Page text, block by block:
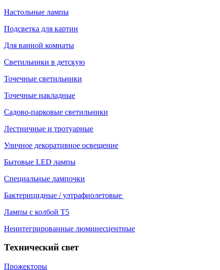
Настольные лампы
Подсветка для картин
Для ванной комнаты
Светильники в детскую
Точечные светильники
Точечные накладные
Садово-парковые светильники
Лестничные и тротуарные
Уличное декоративное освещение
Бытовые LED лампы
Специальные лампочки
Бактерицидные / ултрафиолетовые
Лампы с колбой Т5
Неинтегрированные люминесцентные
Технический свет
Прожекторы